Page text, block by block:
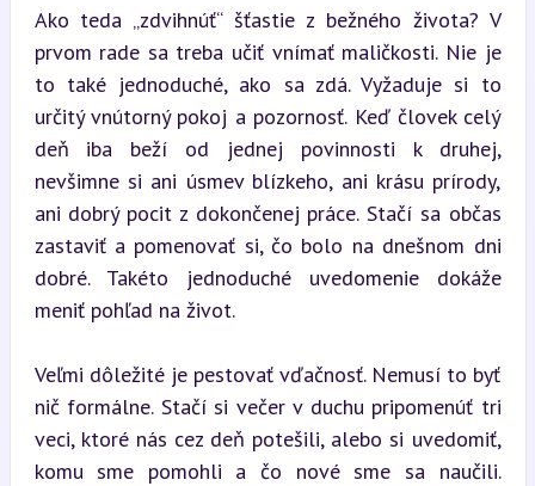
Ako teda „zdvihnúť“ šťastie z bežného života? V
prvom rade sa treba učiť vnímať maličkosti. Nie je
to také jednoduché, ako sa zdá. Vyžaduje si to
určitý vnútorný pokoj a pozornosť. Keď človek celý
deň iba beží od jednej povinnosti k druhej,
nevšimne si ani úsmev blízkeho, ani krásu prírody,
ani dobrý pocit z dokončenej práce. Stačí sa občas
zastaviť a pomenovať si, čo bolo na dnešnom dni
dobré. Takéto jednoduché uvedomenie dokáže
meniť pohľad na život.
Veľmi dôležité je pestovať vďačnosť. Nemusí to byť
nič formálne. Stačí si večer v duchu pripomenúť tri
veci, ktoré nás cez deň potešili, alebo si uvedomiť,
komu sme pomohli a čo nové sme sa naučili.